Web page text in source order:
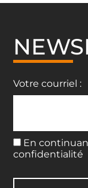
Votre courriel :
En
confidentialité